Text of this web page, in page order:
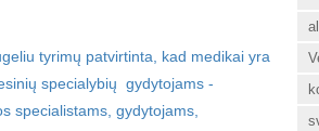
tyrimų patvirtinta, kad medikai yra
specialybių gydytojams -
specialistams, gydytojams,